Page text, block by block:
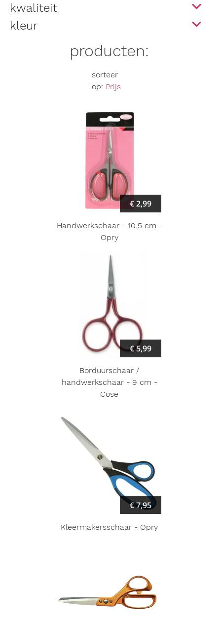
kwaliteit
kleur
producten:
sorteer
op: Prijs
€ 2,99
Handwerkschaar - 10,5 cm -
Opry
€ 5,99
Borduurschaar /
handwerkschaar - 9 cm -
Cose
€ 7,95
Kleermakersschaar - Opry